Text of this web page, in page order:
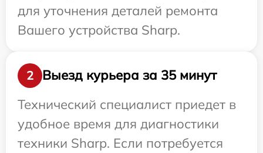
для уточнения деталей ремонта
Вашего устройства Sharp.
2
Выезд курьера за 35 минут
Технический специалист приедет в
удобное время для диагностики
техники Sharp. Если потребуется